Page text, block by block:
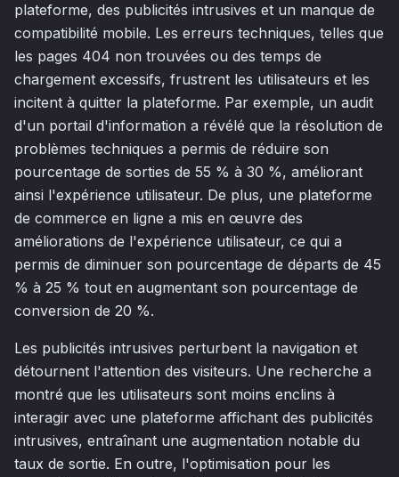
plateforme, des publicités intrusives et un manque de
compatibilité mobile. Les erreurs techniques, telles que
les pages 404 non trouvées ou des temps de
chargement excessifs, frustrent les utilisateurs et les
incitent à quitter la plateforme. Par exemple, un audit
d'un portail d'information a révélé que la résolution de
problèmes techniques a permis de réduire son
pourcentage de sorties de 55 % à 30 %, améliorant
ainsi l'expérience utilisateur. De plus, une plateforme
de commerce en ligne a mis en œuvre des
améliorations de l'expérience utilisateur, ce qui a
permis de diminuer son pourcentage de départs de 45
% à 25 % tout en augmentant son pourcentage de
conversion de 20 %.
Les publicités intrusives perturbent la navigation et
détournent l'attention des visiteurs. Une recherche a
montré que les utilisateurs sont moins enclins à
interagir avec une plateforme affichant des publicités
intrusives, entraînant une augmentation notable du
taux de sortie. En outre, l'optimisation pour les